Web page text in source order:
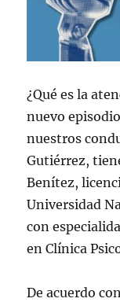
¿Qué es la
nuevo
nuestros
Gutiérrez,
Benítez,
Universidad
con
en Clínica
De acuerdo